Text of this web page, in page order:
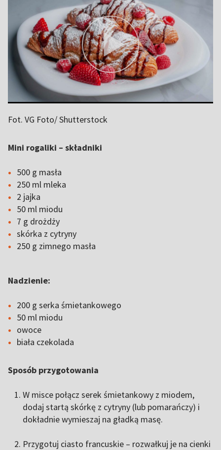
Fot. VG Foto/ Shutterstock
Mini rogaliki – składniki
500 g masła
250 ml mleka
2 jajka
50 ml miodu
7 g drożdży
skórka z cytryny
250 g zimnego masła
Nadzienie:
200 g serka śmietankowego
50 ml miodu
owoce
biała czekolada
Sposób przygotowania
W misce połącz serek śmietankowy z miodem,
dodaj startą skórkę z cytryny (lub pomarańczy) i
dokładnie wymieszaj na gładką masę.
Przygotuj ciasto francuskie – rozwałkuj je na cienki